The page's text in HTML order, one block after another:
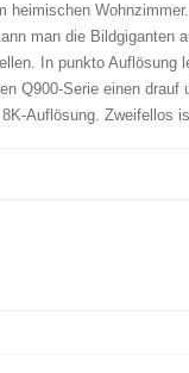
heimischen
man die Bildgiganten
In punkto Auflösung
Q900-Serie einen drauf
8K-Auflösung. Zweifellos